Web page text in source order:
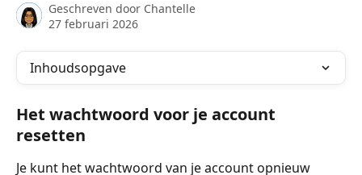
Geschreven door Chantelle
27 februari 2026
Inhoudsopgave
Het wachtwoord voor je account
resetten
Je kunt het wachtwoord van je account opnieuw